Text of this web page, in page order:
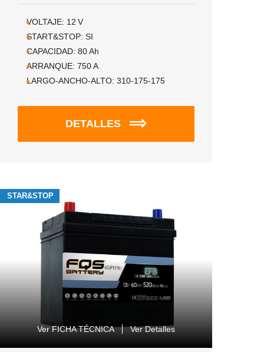
VOLTAJE: 12 V
START&STOP: SI
CAPACIDAD: 80Ah
ARRANQUE: 750A
LARGO-ANCHO-ALTO: 310-175-175
DETALLES
STAR&STOP
Ver FICHA TÉCNICA Ver Detalles